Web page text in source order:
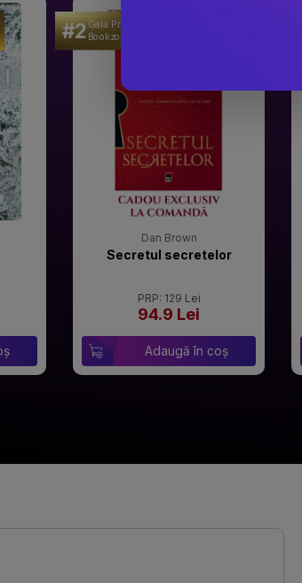
#2Gala Premilor Literare
Bookzone 2025
Dan Brown
Secretul secretelor
PRP: 129 Lei
94.9 Lei
Adaugă în coș